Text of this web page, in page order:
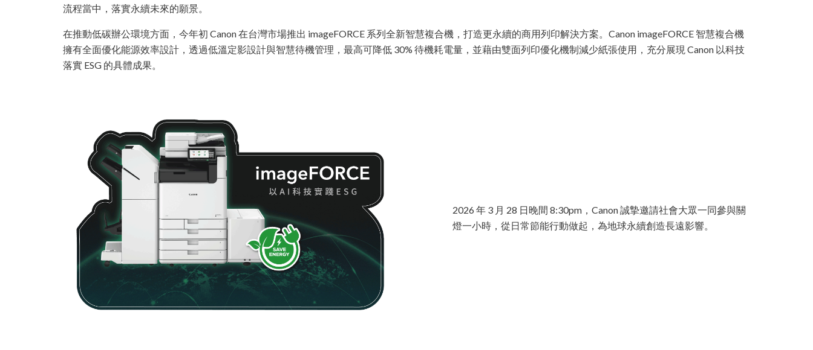
流程當中，落實永續未來的願景。
在推動低碳辦公環境方面，今年初 Canon 在台灣市場推出 imageFORCE 系列全新智慧複合機，打造更永續的商用列印解決方案。Canon imageFORCE 智慧複合機
擁有全面優化能源效率設計，透過低溫定影設計與智慧待機管理，最高可降低 30% 待機耗電量，並藉由雙面列印優化機制減少紙張使用，充分展現 Canon 以科技
落實 ESG 的具體成果。
2026 年 3 月 28 日晚間 8:30pm，Canon 誠摯邀請社會大眾一同參與關
燈一小時，從日常節能行動做起，為地球永續創造長遠影響。